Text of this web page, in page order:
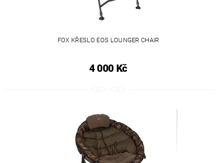
FOX KŘESLO EOS LOUNGER CHAIR
4 000 Kč